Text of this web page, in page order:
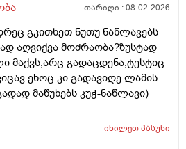
თარიღი :08-02-2026
გკითხეთ ნუთუ ნაწლავებს
აღვიქვა მოძრაობა?ზუსტად
მაქვს,არც გადაცდენა,ტესტიც
კი გადავიღე.ლამის
მაწუხებს კუჭ-ნაწლავი)
იხილეთპასუხი